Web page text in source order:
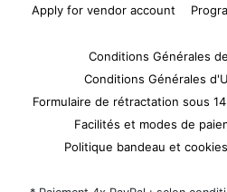
Apply for vendor account
Conditions Générales
Conditions Générales
Formulaire de rétractation sous
Facilités et modes de
Politique bandeau et cookies